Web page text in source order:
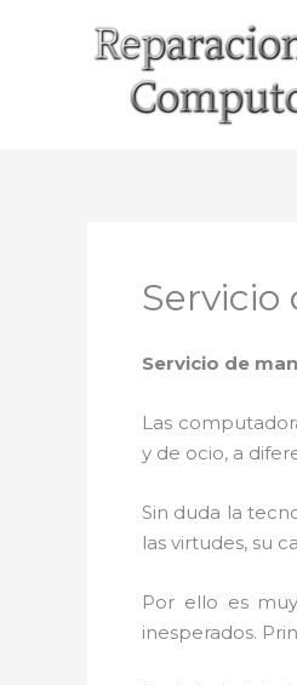
Servicio de
Las
y de ocio, a
Sin duda la
las virtudes, su
Por ello es
inesperados.